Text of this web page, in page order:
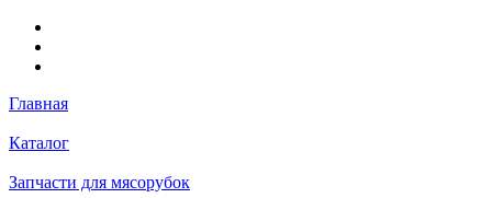
Главная
Каталог
Запчасти для мясорубок